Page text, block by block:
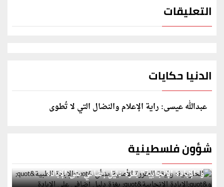
التعليقات
الدنيا حكايات
عبدالله عيسى: راية الإعلام والنضال التي لا تُطوى
شؤون فلسطينية
الخارجية: وثيقة المقررة الأممية بشأن "الإبادة الطبية"
و"الإبادة الإنجابية" بغزة دليل إضافي على الإبادة